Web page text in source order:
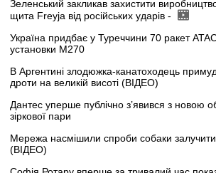
Зеленський закликав захистити
щита Freyja від російських ударів -
Україна придбає у Туреччини 70 ракет
установки M270
В Аргентині злодюжка-канатоходець
дроти на великій висоті (ВІДЕО)
Дантес уперше публічно з’явився з новою
зіркової пари
Мережа насмішили спроби собаки залучити
(ВІДЕО)